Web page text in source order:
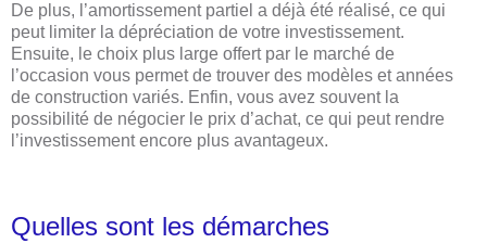
De plus, l’amortissement partiel a déjà été réalisé, ce qui
peut limiter la dépréciation de votre investissement.
Ensuite, le choix plus large offert par le marché de
l’occasion vous permet de trouver des modèles et années
de construction variés. Enfin, vous avez souvent la
possibilité de négocier le prix d’achat, ce qui peut rendre
l’investissement encore plus avantageux.
Quelles sont les démarches